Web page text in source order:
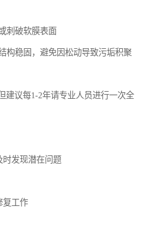
刺破软膜表面
构稳固，避免因松动导致污垢积聚
建议每1-2年请专业人员进行一次全
发现潜在问题
复工作